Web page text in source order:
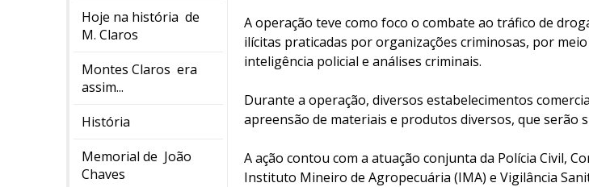
Hoje na história de
M. Claros
Montes Claros era
assim...
História
Memorial de João
Chaves
A operação teve como foco o combate ao tráfico de
ilícitas praticadas por organizações criminosas, por
inteligência policial e análises criminais.
Durante a operação, diversos estabelecimentos
apreensão de materiais e produtos diversos, que serão
A ação contou com a atuação conjunta da Polícia Civil,
Instituto Mineiro de Agropecuária (IMA) e Vigilância